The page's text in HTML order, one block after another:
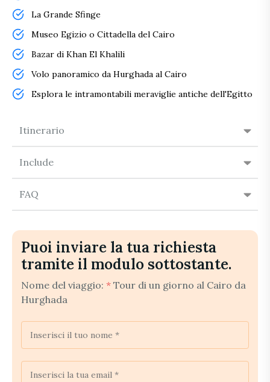
Itinerario
Include
FAQ
La Grande Sfinge
Museo Egizio o Cittadella del Cairo
Bazar di Khan El Khalili
Volo panoramico da Hurghada al Cairo
Esplora le intramontabili meraviglie antiche dell'Egitto
Puoi inviare la tua richiesta
tramite il modulo sottostante.
Nome del viaggio: * Tour di un giorno al Cairo da
Hurghada